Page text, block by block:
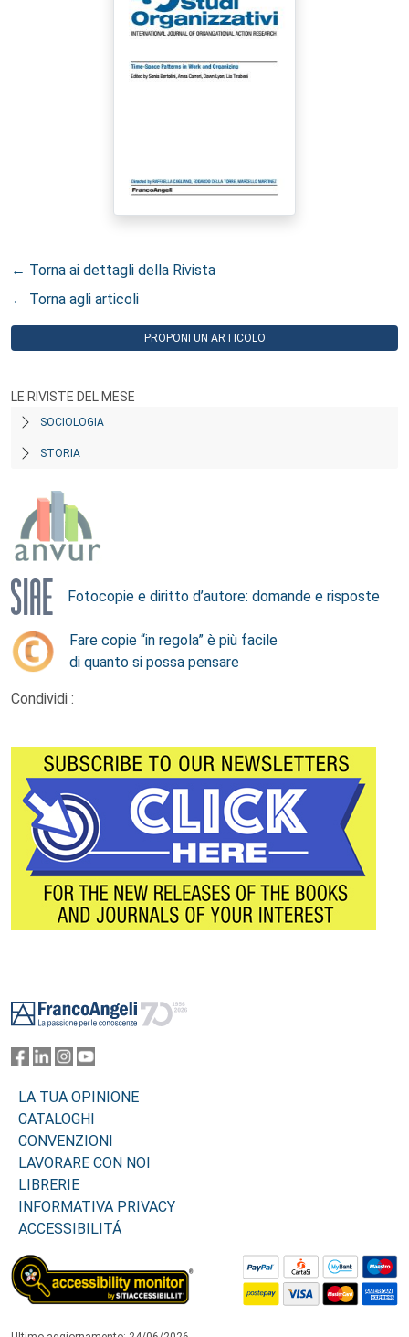
← Torna ai dettagli della Rivista
← Torna agli articoli
PROPONI UN ARTICOLO
LE RIVISTE DEL MESE
SOCIOLOGIA
STORIA
Fotocopie e diritto d’autore: domande e risposte
Fare copie “in regola” è più facile
di quanto si possa pensare
Condividi :
LA TUA OPINIONE
CATALOGHI
CONVENZIONI
LAVORARE CON NOI
LIBRERIE
INFORMATIVA PRIVACY
ACCESSIBILITÁ